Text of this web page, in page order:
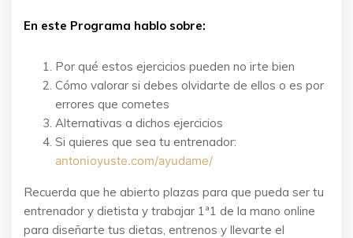
En este Programa hablo sobre:
Por qué estos ejercicios pueden no irte bien
Cómo valorar si debes olvidarte de ellos o es por
errores que cometes
Alternativas a dichos ejercicios
Si quieres que sea tu entrenador:
antonioyuste.com/ayudame/
Recuerda que he abierto plazas para que pueda ser tu
entrenador y dietista y trabajar 1ª1 de la mano online
para diseñarte tus dietas, entrenos y llevarte el